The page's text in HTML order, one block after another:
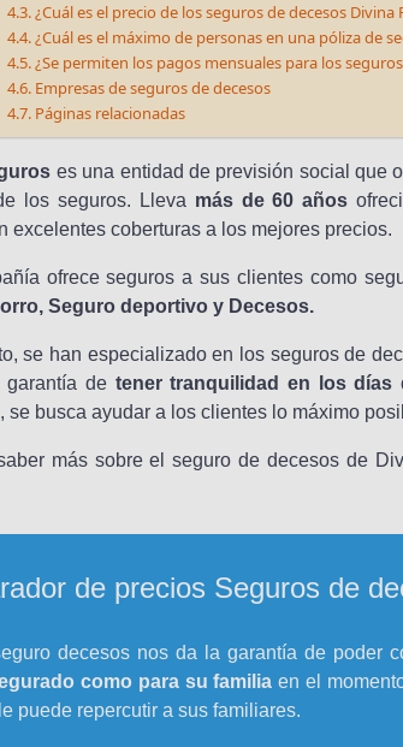
¿Cuál es el precio de los seguros de decesos Divina
¿Cuál es el máximo de personas en una póliza de
¿Se permiten los pagos mensuales para los
Empresas de seguros de decesos
Páginas relacionadas
es una entidad de previsión social que
los seguros. Lleva más de 60 años
excelentes coberturas a los mejores precios.
ofrece seguros a sus clientes como
Seguro deportivo y Decesos.
se han especializado en los seguros de
garantía de tener tranquilidad en los días
se busca ayudar a los clientes lo máximo
más sobre el seguro de decesos de
de precios Seguros de
decesos nos da la garantía de poder
como para su familia en el
puede repercutir a sus familiares.